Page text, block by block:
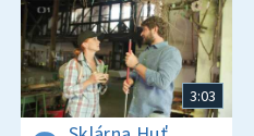
3:03